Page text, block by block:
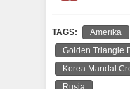
TAGS: Amerika
Golden Triangle
Korea Mandal